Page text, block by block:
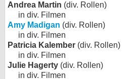
Andrea Martin (div. Rollen)
in div. Filmen
Amy Madigan (div. Rollen)
in div. Filmen
Patricia Kalember (div. Rollen)
in div. Filmen
Julie Hagerty (div. Rollen)
in div. Filmen